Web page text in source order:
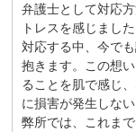
弁護士として対応
トレスを感じまし
対応する中、今で
抱きます。この想
ることを肌で感じ
に損害が発生しな
弊所では、これま